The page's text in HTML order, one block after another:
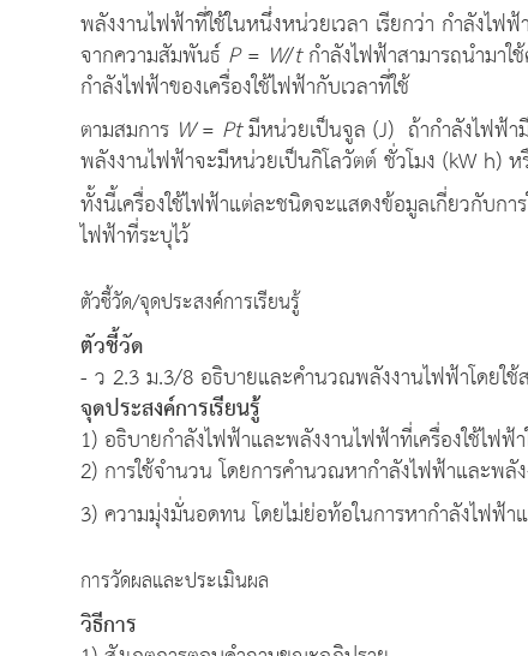
พลังงานไฟฟ้าที่ใช้ในหนึ่งหน่วยเวลา เรียกว่า กำลังไ
จากความสัมพันธ์ P= W/tกำลังไฟฟ้าสามารถนำมา
กำลังไฟฟ้าของเครื่องใช้ไฟฟ้ากับเวลาที่ใช้
ตามสมการ W= Ptมีหน่วยเป็นจูล (J) ถ้ากำลังไฟฟ้า
พลังงานไฟฟ้าจะมีหน่วยเป็นกิโลวัตต์ ชั่วโมง (kW h)
ทั้งนี้เครื่องใช้ไฟฟ้าแต่ละชนิดจะแสดงข้อมูลเกี่ยวกับกา
ไฟฟ้าที่ระบุไว้
ตัวชี้วัด/จุดประสงค์การเรียนรู้
ตัวชี้วัด
- ว 2.3 ม.3/8 อธิบายและคำนวณพลังงานไฟฟ้าโดยใช้
จุดประสงค์การเรียนรู้
1) อธิบายกำลังไฟฟ้าและพลังงานไฟฟ้าที่เครื่องใช้ไฟฟ้
2) การใช้จำนวน โดยการคำนวณหากำลังไฟฟ้าและพลั
3) ความมุ่งมั่นอดทน โดยไม่ย่อท้อในการหากำลังไฟฟ้
การวัดผลและประเมินผล
วิธีการ